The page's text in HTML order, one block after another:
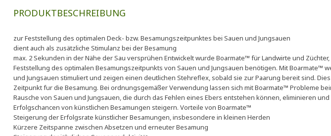
PRODUKTBESCHREIBUNG
zur Feststellung des optimalen Deck- bzw. Besamungszeitpunktes bei Sauen und Jungsauen
dient auch als zusätzliche Stimulanz bei der Besamung
max. 2 Sekunden in der Nähe der Sau versprühen Entwickelt wurde Boarmate™ für Landwirte und
Feststellung des optimalen Besamungszeitpunkts von Sauen und Jungsauen benötigen. Mit Boarmate™
und Jungsauen stimuliert und zeigen einen deutlichen Stehreflex, sobald sie zur Paarung bereit sind.
Zeitpunkt fur die Besamung. Bei ordnungsgemäßer Verwendung lassen sich mit Boarmate™ Probleme
Rausche von Sauen und Jungsauen, die durch das Fehlen eines Ebers entstehen können, eliminieren und
Erfolgschancen von künstlichen Besamungen steigern. Vorteile von Boarmate™
Steigerung der Erfolgsrate künstlicher Besamungen, insbesondere in kleinen Herden
Kürzere Zeitspanne zwischen Absetzen und erneuter Besamung